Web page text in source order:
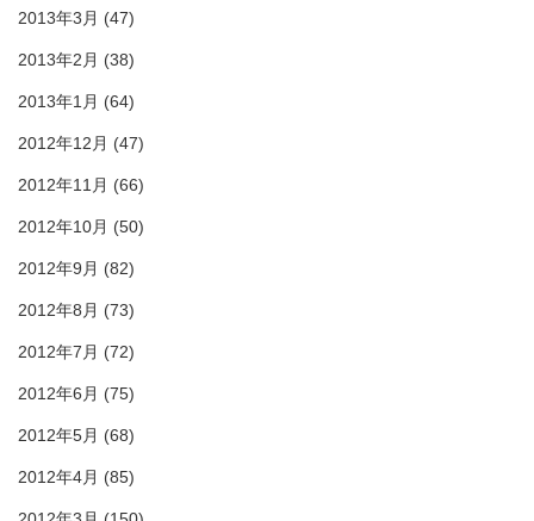
2013年3月 (47)
2013年2月 (38)
2013年1月 (64)
2012年12月 (47)
2012年11月 (66)
2012年10月 (50)
2012年9月 (82)
2012年8月 (73)
2012年7月 (72)
2012年6月 (75)
2012年5月 (68)
2012年4月 (85)